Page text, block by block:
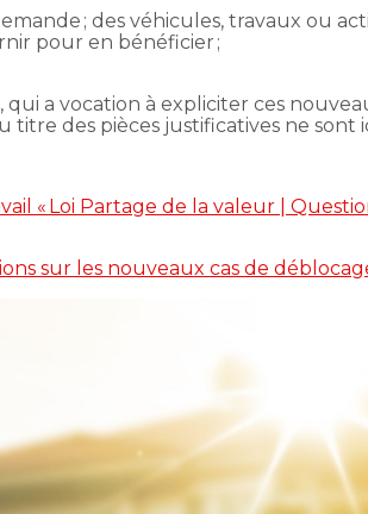
; des véhicules, travaux ou
pour en bénéficier ;
a vocation à expliciter ces
titre des pièces justificatives ne sont
« Loi Partage de la valeur |
sur les nouveaux cas de